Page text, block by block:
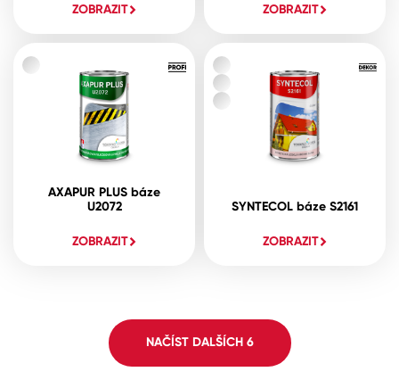
ZOBRAZIT ZOBRAZIT
AXAPUR PLUS báze
U2072
ZOBRAZIT
SYNTECOL báze S2161
ZOBRAZIT
NAČÍST DALŠÍCH 6